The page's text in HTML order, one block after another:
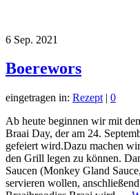
6 Sep. 2021
Boerewors
eingetragen in: Rezept | 0
Ab heute beginnen wir mit
Braai Day, der am 24.
gefeiert wird.Dazu machen
den Grill legen zu können.
Saucen (Monkey Gland
servieren wollen,